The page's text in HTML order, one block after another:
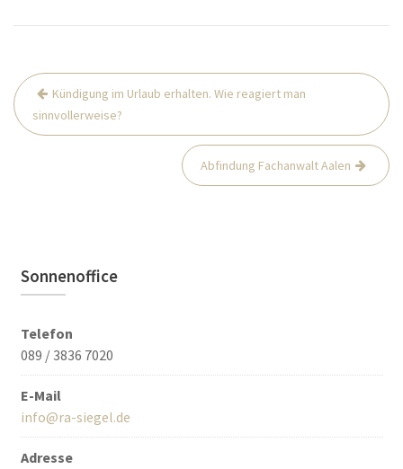
Beitrags-
Navigation
Kündigung im Urlaub erhalten. Wie reagiert man
sinnvollerweise?
Abfindung Fachanwalt Aalen
Sonnenoffice
Telefon
089 / 3836 7020
E-Mail
info@ra-siegel.de
Adresse